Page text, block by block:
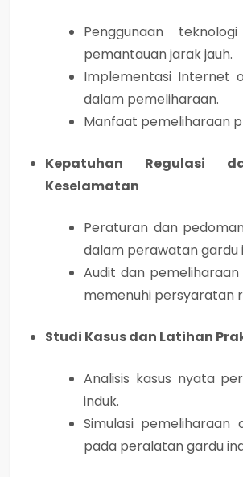
Penggunaan
pemantauan jarak jauh.
Implementasi Internet
dalam pemeliharaan.
Manfaat pemeliharaan
Kepatuhan Regulasi
Keselamatan
Peraturan dan
dalam perawatan gardu
Audit dan
memenuhi persyaratan
Studi Kasus dan Latihan
Analisis kasus nyata
induk.
Simulasi pemeliharaan
pada peralatan gardu